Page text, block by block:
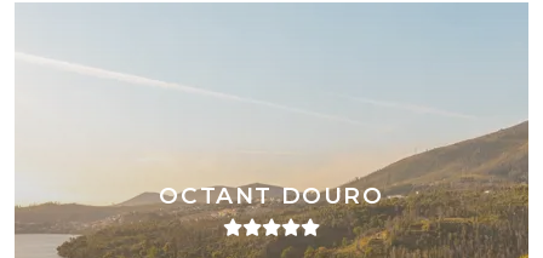
OCTANT DOURO